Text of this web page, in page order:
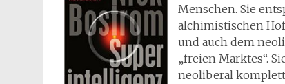
Menschen. Sie
alchimistischen
und auch dem
„freien Marktes“.
neoliberal